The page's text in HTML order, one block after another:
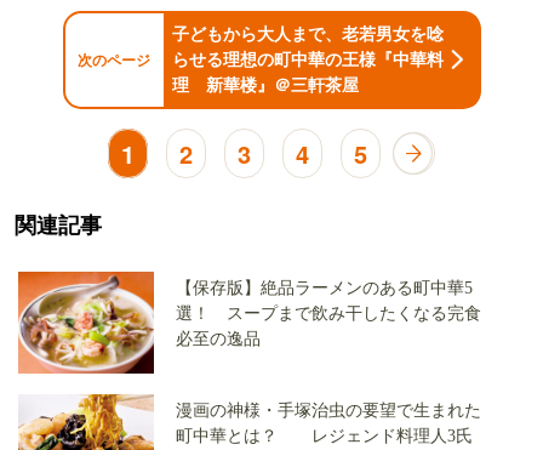
次のページ
子どもから大人まで、老若男女を唸
らせる理想の町中華の王様『中華料
理 新華楼』＠三軒茶屋
1 2 3 4 5
関連記事
【保存版】絶品ラーメンのある町中華5
選！ スープまで飲み干したくなる完食
必至の逸品
漫画の神様・手塚治虫の要望で生まれた
町中華とは？ レジェンド料理人3氏